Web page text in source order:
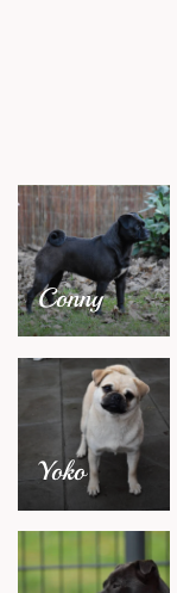
Conny
Yoko